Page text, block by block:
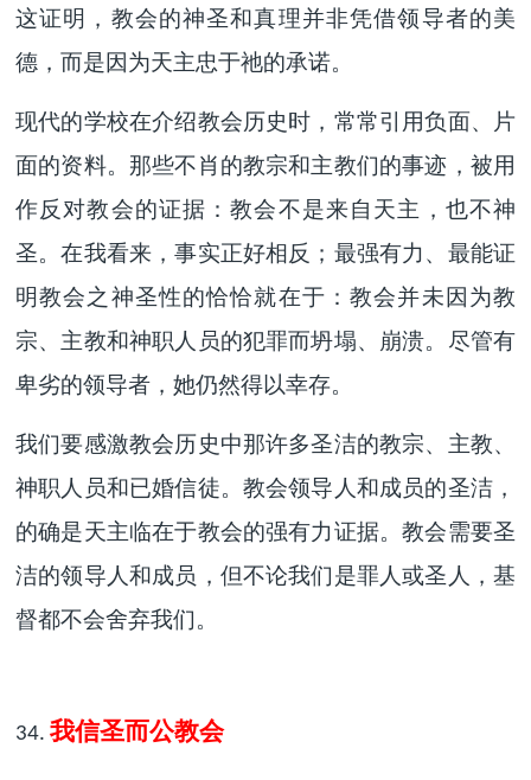
这证明，教会的神圣和真理并非凭借领导者的美
德，而是因为天主忠于祂的承诺。
现代的学校在介绍教会历史时，常常引用负面、片
面的资料。那些不肖的教宗和主教们的事迹，被用
作反对教会的证据：教会不是来自天主，也不神
圣。在我看来，事实正好相反；最强有力、最能证
明教会之神圣性的恰恰就在于：教会并未因为教
宗、主教和神职人员的犯罪而坍塌、崩溃。尽管有
卑劣的领导者，她仍然得以幸存。
我们要感激教会历史中那许多圣洁的教宗、主教、
神职人员和已婚信徒。教会领导人和成员的圣洁，
的确是天主临在于教会的强有力证据。教会需要圣
洁的领导人和成员，但不论我们是罪人或圣人，基
督都不会舍弃我们。
34. 我信圣而公教会